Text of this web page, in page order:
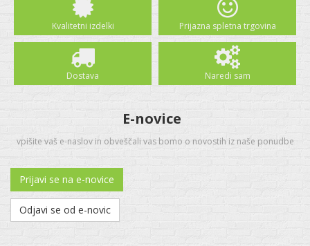
Kvalitetni izdelki Prijazna spletna trgovina
Dostava Naredi sam
E-novice
vpišite vaš e-naslov in obveščali vas bomo o novostih iz naše ponudbe
Prijavi se na e-novice
Odjavi se od e-novic